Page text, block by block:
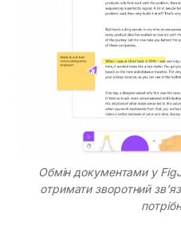
Обмін документами у
отримати зворотний